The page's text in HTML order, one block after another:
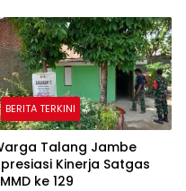
BERITA TERKINI
Talang Jambe
Kinerja Satgas
ke 129